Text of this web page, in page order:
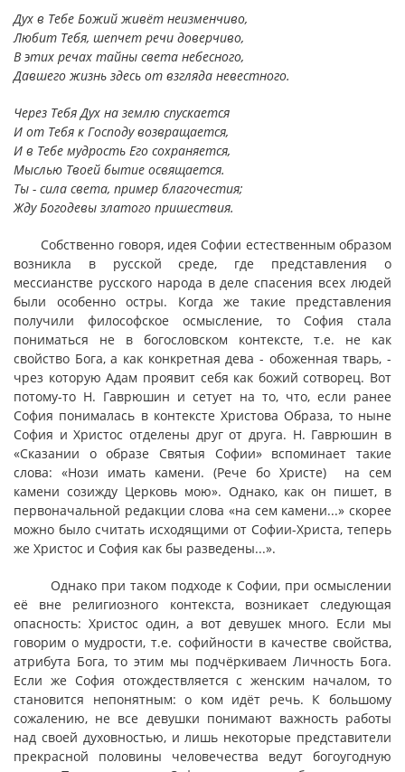
Дух в Тебе Божий живёт неизменчиво,
Любит Тебя, шепчет речи доверчиво,
В этих речах тайны света небесного,
Давшего жизнь здесь от взгляда невестного.
Через Тебя Дух на землю спускается
И от Тебя к Господу возвращается,
И в Тебе мудрость Его сохраняется,
Мыслью Твоей бытие освящается.
Ты - сила света, пример благочестия;
Жду Богодевы златого пришествия.
Собственно говоря, идея Софии естественным образом
возникла в русской среде, где представления о
мессианстве русского народа в деле спасения всех людей
были особенно остры. Когда же такие представления
получили философское осмысление, то София стала
пониматься не в богословском контексте, т.е. не как
свойство Бога, а как конкретная дева - обоженная тварь, -
чрез которую Адам проявит себя как божий сотворец. Вот
потому-то Н. Гаврюшин и сетует на то, что, если ранее
София понималась в контексте Христова Образа, то ныне
София и Христос отделены друг от друга. Н. Гаврюшин в
«Сказании о образе Святыя Софии» вспоминает такие
слова: «Нози имать камени. (Рече бо Христе) на сем
камени созижду Церковь мою». Однако, как он пишет, в
первоначальной редакции слова «на сем камени...» скорее
можно было считать исходящими от Софии-Христа, теперь
же Христос и София как бы разведены...».
Однако при таком подходе к Софии, при осмыслении
её вне религиозного контекста, возникает следующая
опасность: Христос один, а вот девушек много. Если мы
говорим о мудрости, т.е. софийности в качестве свойства,
атрибута Бога, то этим мы подчёркиваем Личность Бога.
Если же София отождествляется с женским началом, то
становится непонятным: о ком идёт речь. К большому
сожалению, не все девушки понимают важность работы
над своей духовностью, и лишь некоторые представители
прекрасной половины человечества ведут богоугодную